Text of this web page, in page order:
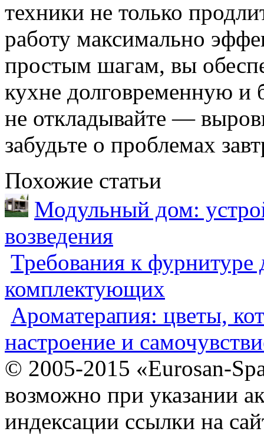
техники не только
работу максимально
простым шагам, вы
кухне долговременную и
не откладывайте —
забудьте о проблемах
Похожие статьи
Модульный дом:
возведения
Требования к фурнитуре
комплектующих
Ароматерапия: цветы,
настроение и
© 2005-2015 «Eurosan-
возможно при указании
индексации ссылки на